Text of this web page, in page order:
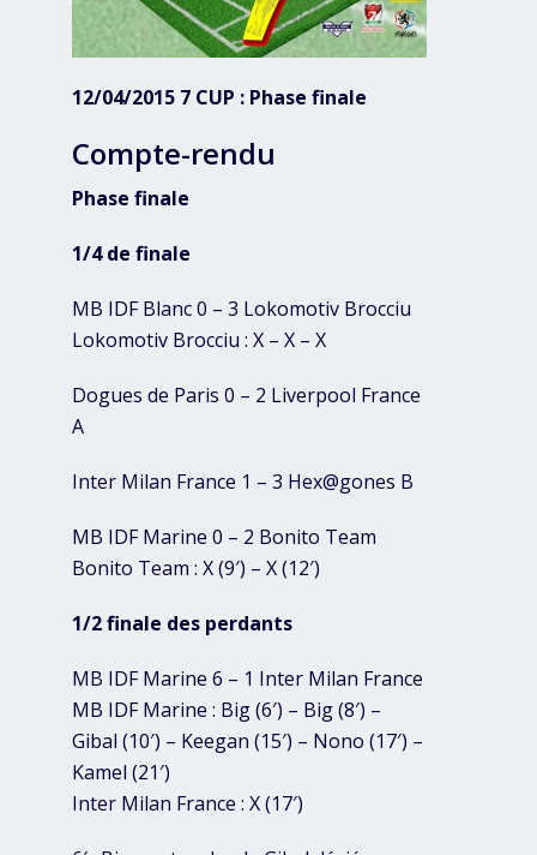
12/04/2015 7 CUP : Phase finale
Compte-rendu
Phase finale
1/4 de finale
MB IDF Blanc 0 – 3 Lokomotiv Brocciu
Lokomotiv Brocciu : X – X – X
Dogues de Paris 0 – 2 Liverpool France
A
Inter Milan France 1 – 3 Hex@gones B
MB IDF Marine 0 – 2 Bonito Team
Bonito Team : X (9′) – X (12′)
1/2 finale des perdants
MB IDF Marine 6 – 1 Inter Milan France
MB IDF Marine : Big (6′) – Big (8′) –
Gibal (10′) – Keegan (15′) – Nono (17′) –
Kamel (21′)
Inter Milan France : X (17′)